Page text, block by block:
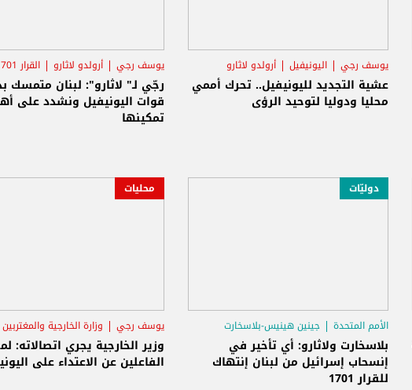
يوسف رجي اليونيفيل أرولدو لاثارو
عشية التجديد لليونيفيل.. تحرك أممي
محليا ودوليا لتوحيد الرؤى
يوسف رجي أرولدو لاثارو القرار 1701
رجّي لـ" لاثارو": لبنان
قوات
تمكينها
دوليّات
الأمم المتحدة
جينين هينيس-بلاسخارت
اليونيفيل
بلاسخارت ولاثارو: أي تأخير في
إنسحاب إسرائيل من لبنان إنتهاك
للقرار 1701
محليات
يوسف رجي
وزارة الخارجية والمغتربين
نواف سلام
وزير الخارجية يجري اتصالاته:
الفاعلين عن الاعتداء على